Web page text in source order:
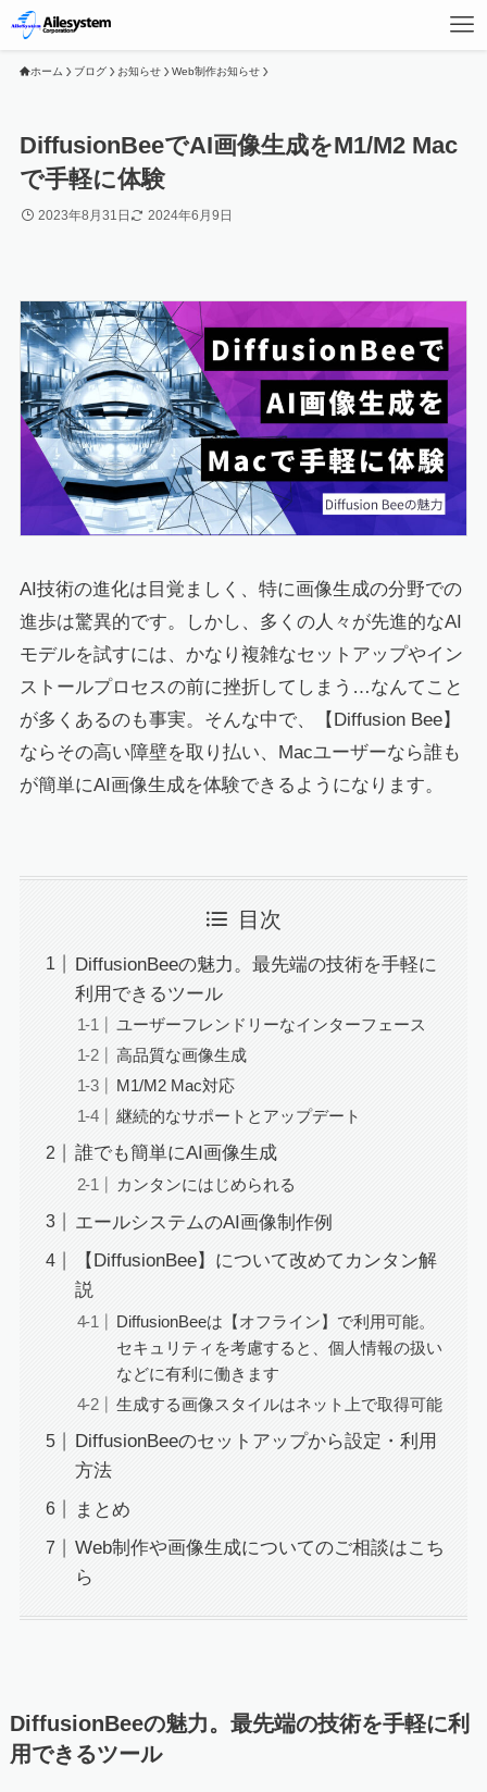
ホーム ブログ お知らせ Web制作お知らせ
DiffusionBeeでAI画像生成をM1/M2 Mac
で手軽に体験
2023年8月31日 2024年6月9日
AI技術の進化は目覚ましく、特に画像生成の分野での
進歩は驚異的です。しかし、多くの人々が先進的なAI
モデルを試すには、かなり複雑なセットアップやイン
ストールプロセスの前に挫折してしまう…なんてこと
が多くあるのも事実。そんな中で、【Diffusion Bee】
ならその高い障壁を取り払い、Macユーザーなら誰も
が簡単にAI画像生成を体験できるようになります。
目次
DiffusionBeeの魅力。最先端の技術を手軽に
利用できるツール
ユーザーフレンドリーなインターフェース
高品質な画像生成
M1/M2 Mac対応
継続的なサポートとアップデート
誰でも簡単にAI画像生成
カンタンにはじめられる
エールシステムのAI画像制作例
【DiffusionBee】について改めてカンタン解
説
DiffusionBeeは【オフライン】で利用可能。
セキュリティを考慮すると、個人情報の扱い
などに有利に働きます
生成する画像スタイルはネット上で取得可能
DiffusionBeeのセットアップから設定・利用
方法
まとめ
Web制作や画像生成についてのご相談はこち
ら
DiffusionBeeの魅力。最先端の技術を手軽に利
用できるツール